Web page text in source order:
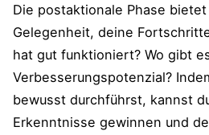
Die postaktionale Phase
Gelegenheit, deine
hat gut funktioniert? Wo gibt
Verbesserungspotenzial?
bewusst durchführst, kannst
Erkenntnisse gewinnen und